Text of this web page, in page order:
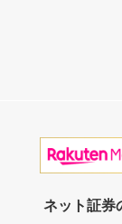
ネット証券